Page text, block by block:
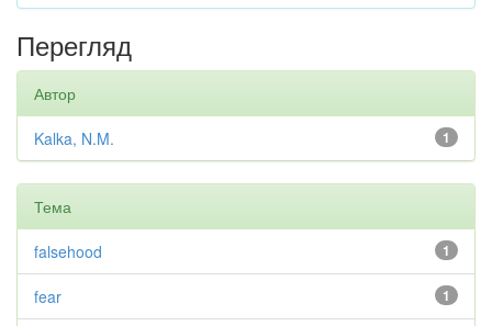
Перегляд
Автор
1
Kalka, N.M.
Тема
1
falsehood
1
fear